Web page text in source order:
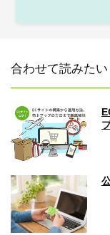
合わせて読みたい